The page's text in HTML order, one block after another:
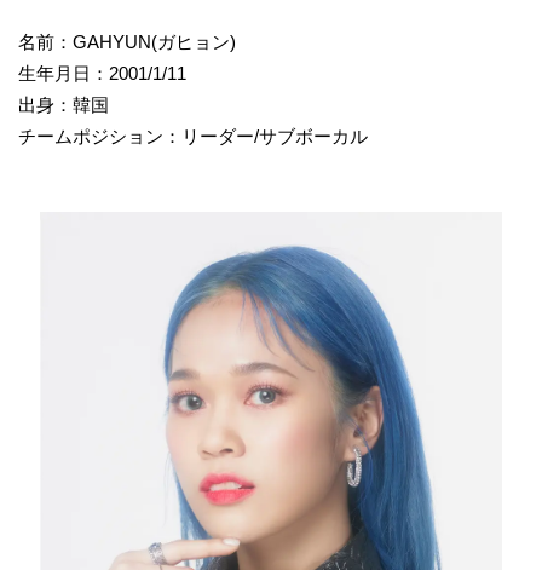
名前：GAHYUN(ガヒョン)
生年月日：2001/1/11
出身：韓国
チームポジション：リーダー/サブボーカル